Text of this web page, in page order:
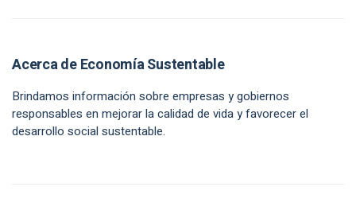
Acerca de Economía Sustentable
Brindamos información sobre empresas y gobiernos
responsables en mejorar la calidad de vida y favorecer el
desarrollo social sustentable.